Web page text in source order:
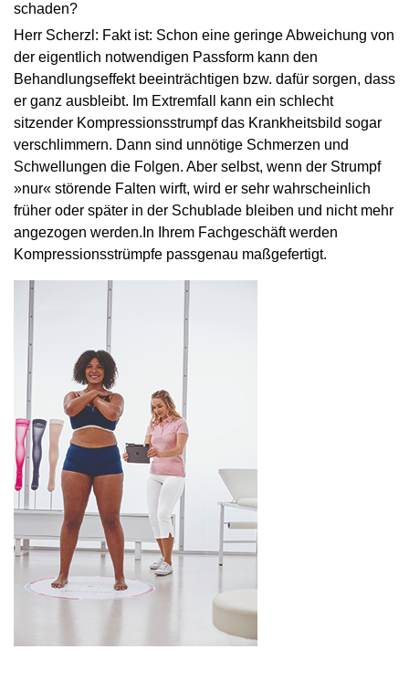
schaden?
Herr Scherzl: Fakt ist: Schon eine geringe Abweichung von
der eigentlich notwendigen Passform kann den
Behandlungseffekt beeinträchtigen bzw. dafür sorgen, dass
er ganz ausbleibt. Im Extremfall kann ein schlecht
sitzender Kompressionsstrumpf das Krankheitsbild sogar
verschlimmern. Dann sind unnötige Schmerzen und
Schwellungen die Folgen. Aber selbst, wenn der Strumpf
»nur« störende Falten wirft, wird er sehr wahrscheinlich
früher oder später in der Schublade bleiben und nicht mehr
angezogen werden.In Ihrem Fachgeschäft werden
Kompressionsstrümpfe passgenau maßgefertigt.